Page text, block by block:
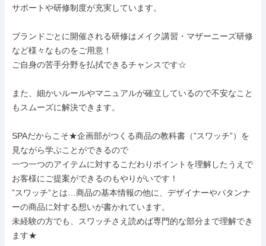
サポートや研修制度が充実しています。
ブランドごとに開催される研修はメイク講習・マザーニーズ研修
など様々なものをご用意！
ご自身の苦手分野を払拭できるチャンスです☆
また、細かいルールやマニュアルが確立しているので不安なこと
もスムーズに解決できます。
SPAだからこそ★企画部がつくる商品の教科書（”スワッチ”）を
見ながら学ぶことができるので
一つ一つのアイテムに対するこだわりポイントを理解したうえで
お客様にご提案ができるのもやりがいです！
”スワッチ”とは…商品の基本情報の他に、デザイナーやパタンナ
ーの商品に対する想いが書かれています。
未経験の方でも、スワッチさえ読めば専門的な部分まで理解でき
ます★